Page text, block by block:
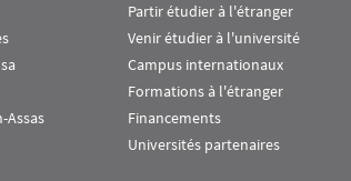
Assas
Partir étudier à l'étranger
Venir étudier à l'université
Campus internationaux
Formations à l'étranger
Financements
Universités partenaires